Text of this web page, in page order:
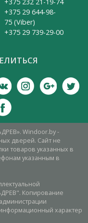
+375 232 21-19-74
+375 29 644-98-
75 (Viber)
+375 29 739-29-00
Windoor.by -
дверей. Сайт не
товаров указанных в
указанным в
Копирование
характер